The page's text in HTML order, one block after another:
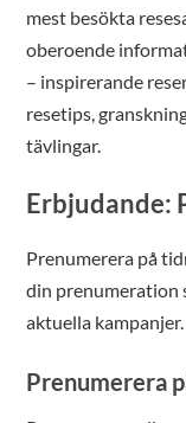
mest besökta
oberoende
– inspirerande
resetips,
tävlingar.
Erbjudande:
Prenumerera på
din prenumeration
aktuella kampanjer.
Prenumerera